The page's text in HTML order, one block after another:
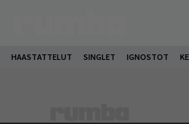
HAASTATTELUT SINGLET IGNOSTOT